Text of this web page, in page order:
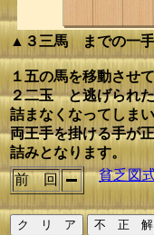
▲３三馬 までの一
１五の馬を移動させ
２二玉 と逃げられた
詰まなくなってしま
両王手を掛ける手が
詰みとなります。
前 回
貧乏図